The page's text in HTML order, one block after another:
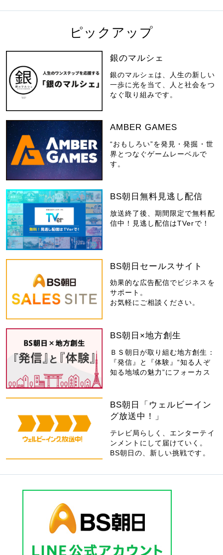
ピックアップ
銀のマルシェ
銀のマルシェは、人生の新しい
一歩に光を当て、人と社会をつ
なぐ取り組みです。
AMBER GAMES
“おもしろい”を発見・発掘・世
界とつなぐゲームレーベルで
す。
BS朝日無料見逃し配信
放送終了後、期間限定で無料配
信中！見逃し配信はTVerで！
BS朝日セールスサイト
効果的な広告配信でビジネスを
サポート。
お気軽にご相談ください。
BS朝日×地方創生
ＢＳ朝日が取り組む地方創生：
『発信』と『体験』“知る人ぞ
知る地域の魅力”にフォーカス
BS朝日「ウェルビーイン
グ放送中！」
テレビ局らしく、エンターテイ
ンメントにして届けていく。
BS朝日の、新しい挑戦です。